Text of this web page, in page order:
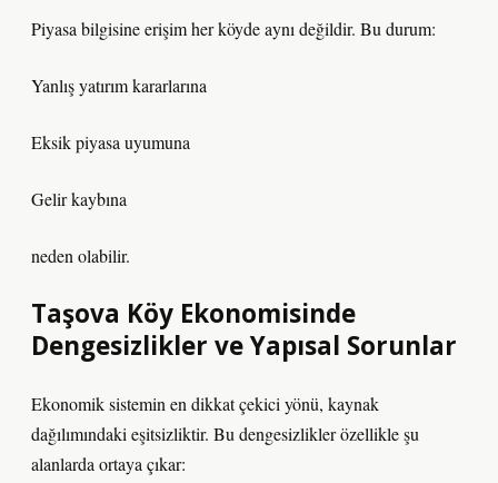
Piyasa bilgisine erişim her köyde aynı değildir. Bu durum:
Yanlış yatırım kararlarına
Eksik piyasa uyumuna
Gelir kaybına
neden olabilir.
Taşova Köy Ekonomisinde
Dengesizlikler ve Yapısal Sorunlar
Ekonomik sistemin en dikkat çekici yönü, kaynak
dağılımındaki eşitsizliktir. Bu dengesizliklerözellikle şu
alanlarda ortaya çıkar: